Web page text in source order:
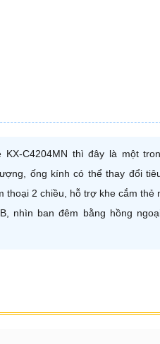
KX-C4204MN thì đây là một
ống kính có thể thay đổi
thoại 2 chiều, hỗ trợ khe cắm thẻ
nhìn ban đêm bằng hồng